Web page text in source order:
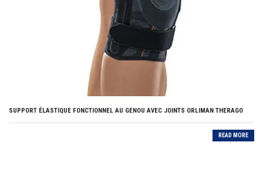
SUPPORT ÉLASTIQUE FONCTIONNEL AU GENOU AVEC JOINTS ORLIMAN THERAGO
READ MORE